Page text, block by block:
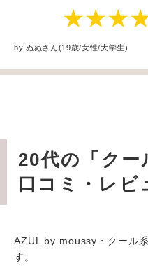
byぬぬさん(19歳/女性/大学生)
20代の「クー
口コミ・レビ
AZUL by moussy・クール
す。